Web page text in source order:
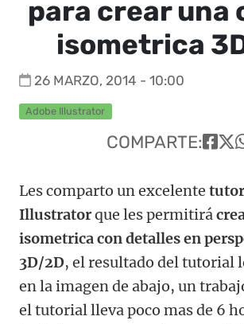
para crear una
isometrica
26 MARZO, 2014 - 10:00
Adobe Illustrator
COMPARTE:
Les comparto un excelente
Illustratorque les permitirá
isometrica con detalles en
3D/2D, el resultado del tutorial
en la imagen de abajo, un
el tutorial lleva poco mas de 6